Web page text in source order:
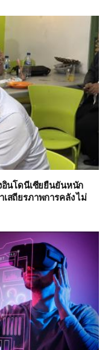
อินโดนีเซียยืนยันหนัก
สถียรภาพการคลัง ไม่